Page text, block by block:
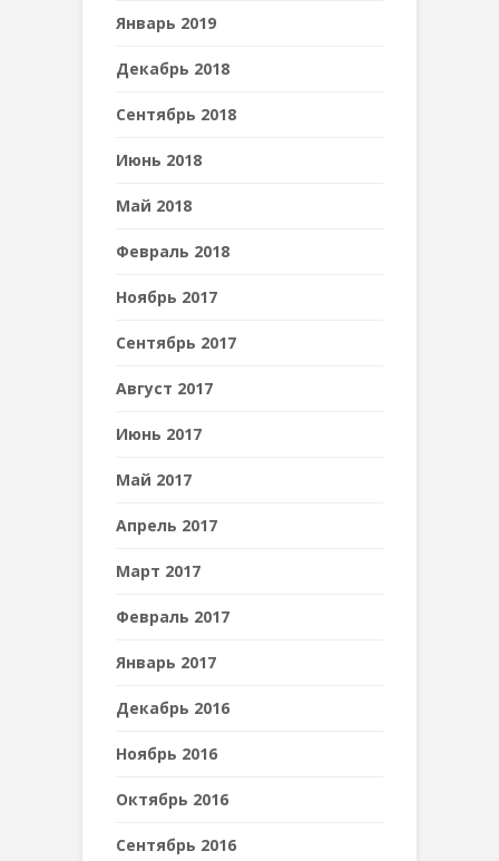
Январь 2019
Декабрь 2018
Сентябрь 2018
Июнь 2018
Май 2018
Февраль 2018
Ноябрь 2017
Сентябрь 2017
Август 2017
Июнь 2017
Май 2017
Апрель 2017
Март 2017
Февраль 2017
Январь 2017
Декабрь 2016
Ноябрь 2016
Октябрь 2016
Сентябрь 2016